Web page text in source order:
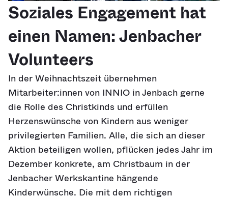
Soziales Engagement hat
einen Namen: Jenbacher
Volunteers
In der Weihnachtszeit übernehmen
Mitarbeiter:innen von INNIO in Jenbach gerne
die Rolle des Christkinds und erfüllen
Herzenswünsche von Kindern aus weniger
privilegierten Familien. Alle, die sich an dieser
Aktion beteiligen wollen, pflücken jedes Jahr im
Dezember konkrete, am Christbaum in der
Jenbacher Werkskantine hängende
Kinderwünsche. Die mit dem richtigen